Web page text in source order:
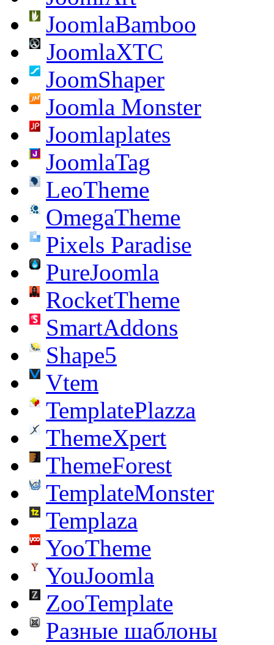
JoomlaBamboo
JoomlaXTC
JoomShaper
Joomla Monster
Joomlaplates
JoomlaTag
LeoTheme
OmegaTheme
Pixels Paradise
PureJoomla
RocketTheme
SmartAddons
Shape5
Vtem
TemplatePlazza
ThemeXpert
ThemeForest
TemplateMonster
Templaza
YooTheme
YouJoomla
ZooTemplate
Разные шаблоны